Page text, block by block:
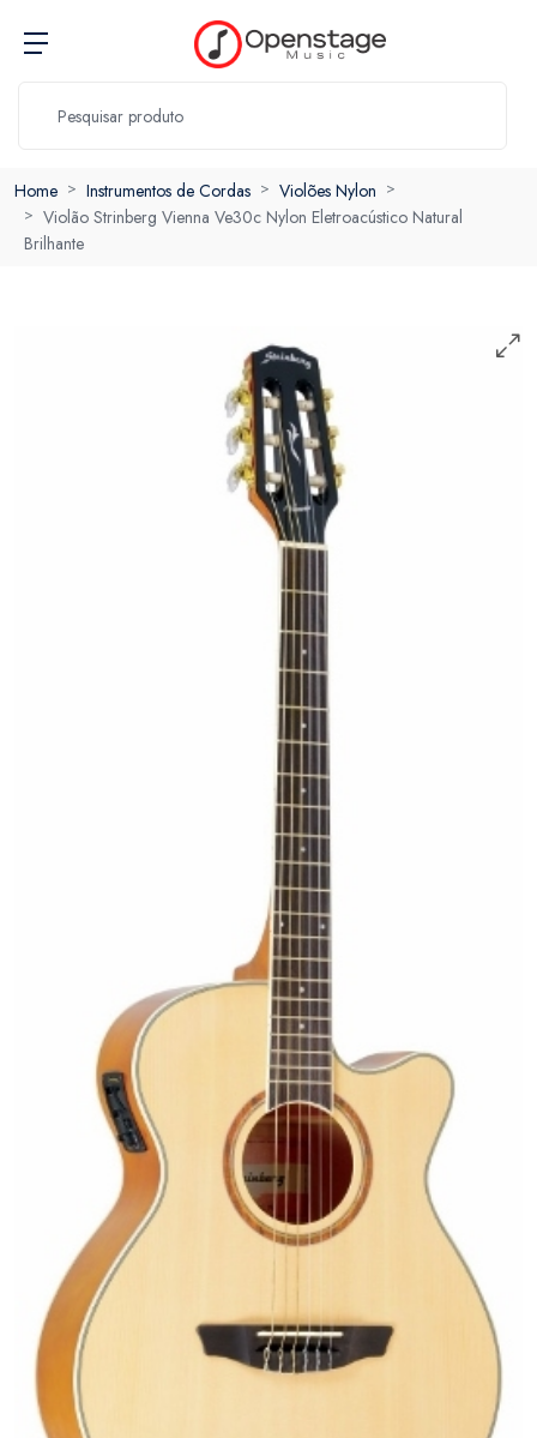
Home Instrumentos de Cordas
Violões Nylon
Violão Strinberg Vienna Ve30c Nylon Eletroacústico Natural
Brilhante